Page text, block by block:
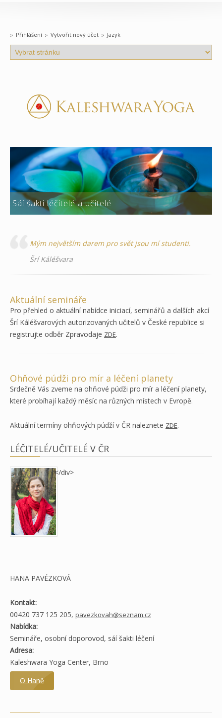
Přihlášení Vytvořit nový účet Jazyk
Sáí šakti léčitelé a učitelé
Mým největším darem pro svět jsou mí studenti.
Šrí Káléšvara
Aktuální semináře
Pro přehled o aktuální nabídce iniciací, seminářů a dalších akcí
Šrí Káléšvarových autorizovaných učitelů v České republice si
registrujte odběr Zpravodaje ZDE.
Ohňové púdži pro mír a léčení planety
Srdečně Vás zveme na ohňové púdži pro mír a léčení planety,
které probíhají každý měsíc na různých místech v Evropě.
Aktuální termíny ohňových púdží v ČR naleznete ZDE.
LÉČITELÉ/UČITELÉ V ČR
HANA PAVÉZKOVÁ
Kontakt:
00420 737 125 205, pavezkovah@seznam.cz
Nabídka:
Semináře, osobní doporovod, sáí šakti léčení
Adresa:
Kaleshwara Yoga Center, Brno
O Haně
</div>